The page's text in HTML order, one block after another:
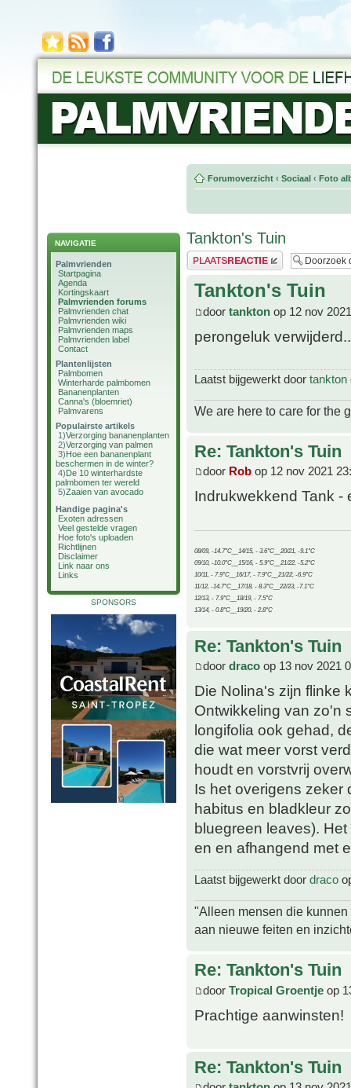
NAVIGATIE
Palmvrienden
Startpagina
Agenda
Kortingskaart
Palmvrienden forums
Palmvrienden chat
Palmvrienden wiki
Palmvrienden maps
Palmvrienden label
Contact
Plantenlijsten
Palmbomen
Winterharde palmbomen
Bananenplanten
Canna's (bloemriet)
Palmvarens
Populairste artikels
1)Verzorging bananenplanten
2)Verzorging van palmen
3)Hoe een bananenplant
beschermen in de winter?
4)De 10 winterhardste
palmbomen ter wereld
5)Zaaien van avocado
Handige pagina's
Exoten adressen
Veel gestelde vragen
Hoe foto's uploaden
Richtlijnen
Disclaimer
Link naar ons
Links
SPONSORS
Forumoverzicht ‹ Sociaal ‹ Foto
Tankton's Tuin
Plaats een reactie
Tankton's Tuin
door tankton op 12 nov
perongeluk
Laatst bijgewerkt door tankton
We are here to care for the
Re: Tankton's Tuin
door Rob op 12 nov 2021
Indrukwekkend Tank -
08/09, -14.7°C__14/15, - 3.6°C__20/21, -9.1°C
09/10, -10.0°C__15/16, - 5.9°C__21/22, -5.2°C
10/11, - 7.9°C__16/17, - 7.9°C__21/22, -6.9°C
11/12, -14.7°C__17/18, - 8.3°C__22/23, -7.1°C
12/13, - 7.9°C__18/19, - 7.5°C
13/14, - 0.8°C__19/20, - 2.8°C
Re: Tankton's Tuin
door draco op 13 nov 2021
Die Nolina's zijn flinke
Ontwikkeling van zo'n
longifolia ook gehad,
die wat meer vorst
houdt en vorstvrij
Is het overigens zeker
habitus en bladkleur
bluegreen leaves).
en en afhangend met
Laatst bijgewerkt door draco
"Alleen mensen die
aan nieuwe feiten en
Re: Tankton's Tuin
door Tropical Groentje op
Prachtige aanwinsten!
Re: Tankton's Tuin